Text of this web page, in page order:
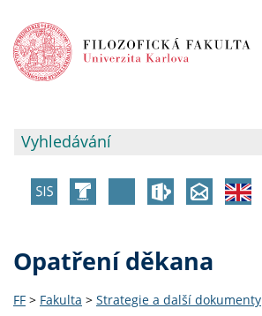
Opatření děkana
FF > Fakulta > Strategie a další dokumenty